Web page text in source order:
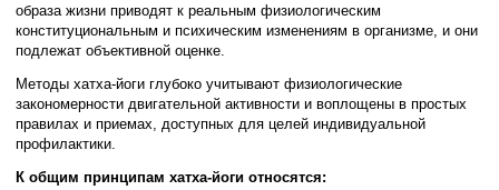
образа жизни приводят к реальным физиологическим
конституциональным и психическим изменениям в организме, и они
подлежат объективной оценке.
Методы хатха-йоги глубоко учитывают физиологические
закономерности двигательной активности и воплощены в простых
правилах и приемах, доступных для целей индивидуальной
профилактики.
К общим принципам хатха-йоги относятся: